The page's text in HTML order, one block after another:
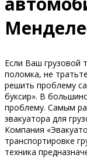
Если Ваш грузовой
поломка, не
решить проблему
буксир». В
проблему. Самым
эвакуатора для
Компания
транспортировке
техника